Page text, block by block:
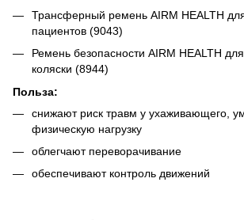
Трансферный ремень AIRM HEALTH
пациентов (9043)
Ремень безопасности AIRM HEALTH
коляски (8944)
Польза:
снижают риск травм у ухаживающего,
физическую нагрузку
облегчают переворачивание
обеспечивают контроль движений